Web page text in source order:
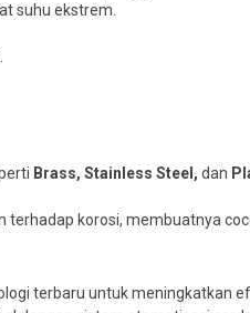
suhu ekstrem.
Brass, Stainless Steel, dan
korosi, membuatnya
terbaru untuk meningkatkan